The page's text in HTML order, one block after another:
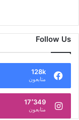
Follow Us
128k
متابعون
17٬349
متابعون